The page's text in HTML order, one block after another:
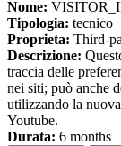
Nome:
Tipologia: tecnico
Proprieta: Third-
Descrizione:
traccia delle
nei siti; può anche
utilizzando la
Youtube.
Durata: 6 months